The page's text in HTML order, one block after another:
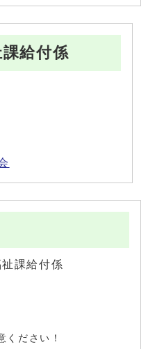
給付係
課給付係
ください！